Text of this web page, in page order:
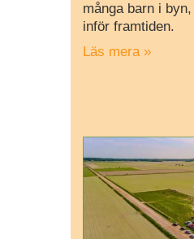
många barn i
inför framtiden.
Läs mera »